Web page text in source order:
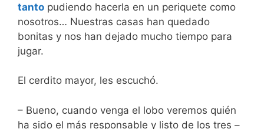
tanto pudiendo hacerla en un periquete como
nosotros… Nuestras casas han quedado
bonitas y nos han dejado mucho tiempo para
jugar.
El cerdito mayor, les escuchó.
– Bueno, cuando venga el lobo veremos quién
ha sido el más responsable y listo de los tres –